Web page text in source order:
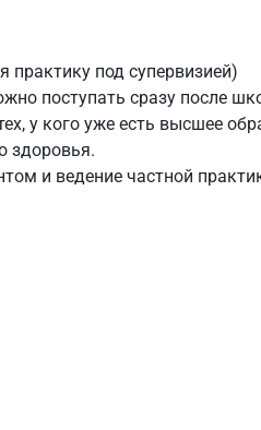
практику под супервизией)
поступать сразу после
у кого уже есть высшее
здоровья.
и ведение частной